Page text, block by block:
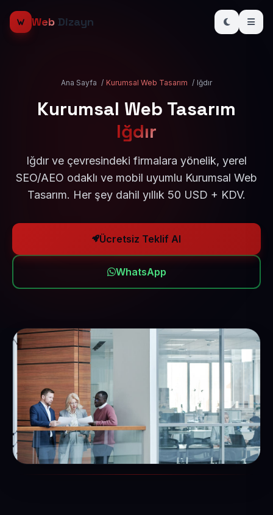
Web Dizayn
Ana Sayfa / Kurumsal Web Tasarım / Iğdır
Kurumsal Web Tasarım
Iğdır
Iğdır ve çevresindeki firmalara yönelik, yerel
SEO/AEO odaklı ve mobil uyumlu Kurumsal Web
Tasarım. Her şey dahil yıllık 50 USD + KDV.
Ücretsiz Teklif Al
WhatsApp